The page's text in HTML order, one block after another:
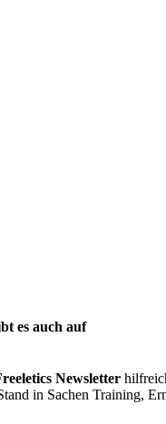
es auch auf
Newsletter
in Sachen Training,